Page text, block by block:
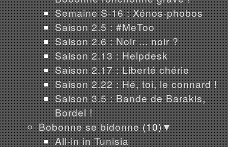
Semaine S-16 : Xénos-phobos
Saison 2.5 : #MeToo
Saison 2.6 : Noir ... noir ?
Saison 2.13 : Helpdesk
Saison 2.17 : Liberté chérie
Saison 2.22 : Hé, toi, le connard !
Saison 3.5 : Bande de Barakis,
Bordel !
Bobonne se bidonne (10)▼
All-in in Tunisia